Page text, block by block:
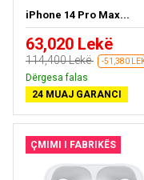
iPhone 14 Pro Max...
63,020 Lekë
114,400 Lekë -51,380
Dërgesa falas
24 MUAJ GARANCI
ÇMIMI I FABRIKËS